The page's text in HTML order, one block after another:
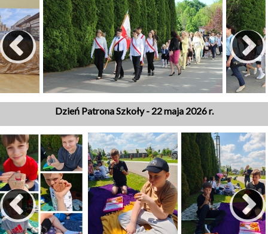
Dzień Patrona Szkoły - 22 maja 2026 r.